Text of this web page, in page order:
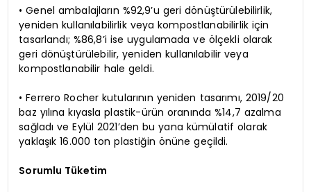
• Genel ambalajların %92,9’u geri dönüştürülebilirlik,
yeniden kullanılabilirlik veya kompostlanabilirlik için
tasarlandı; %86,8’i ise uygulamada ve ölçekli olarak
geri dönüştürülebilir, yeniden kullanılabilir veya
kompostlanabilir hale geldi.
• Ferrero Rocher kutularının yeniden tasarımı, 2019/20
baz yılına kıyasla plastik-ürün oranında %14,7 azalma
sağladı ve Eylül 2021’den bu yana kümülatif olarak
yaklaşık 16.000 ton plastiğin önüne geçildi.
Sorumlu Tüketim